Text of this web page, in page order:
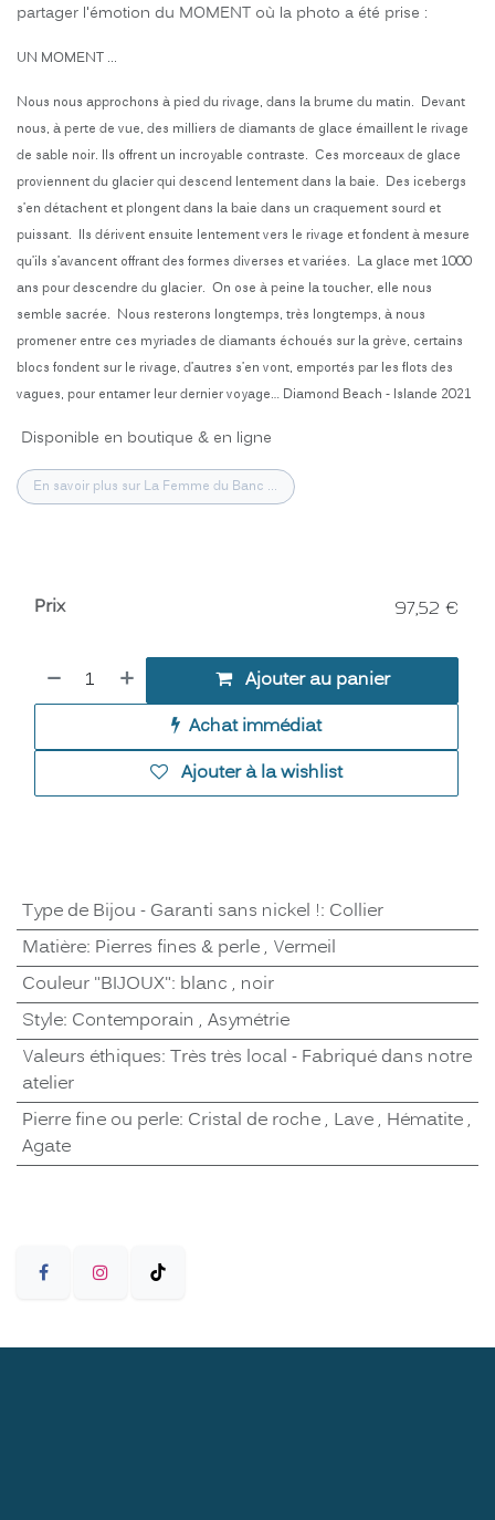
partager l'émotion du MOMENT où la photo a été prise :
UN MOMENT ...
Nous nous approchons à pied du rivage, dans la brume du matin. Devant
nous, à perte de vue, des milliers de diamants de glace émaillent le rivage
de sable noir. Ils offrent un incroyable contraste. Ces morceaux de glace
proviennent du glacier qui descend lentement dans la baie. Des icebergs
s’en détachent et plongent dans la baie dans un craquement sourd et
puissant. Ils dérivent ensuite lentement vers le rivage et fondent à mesure
qu’ils s’avancent offrant des formes diverses et variées. La glace met 1000
ans pour descendre du glacier. On ose à peine la toucher, elle nous
semble sacrée. Nous resterons longtemps, très longtemps, à nous
promener entre ces myriades de diamants échoués sur la grève, certains
blocs fondent sur le rivage, d’autres s’en vont, emportés par les flots des
vagues, pour entamer leur dernier voyage… Diamond Beach - Islande 2021
Disponible en boutique & en ligne
En savoir plus sur La Femme du Banc ...
Ajouter au panier
Achat immédiat
Ajouter à la wishlist
Prix 97,52 €
Type de Bijou - Garanti sans nickel !: Collier
Matière: Pierres fines & perle, Vermeil
Couleur "BIJOUX": blanc , noir
Style: Contemporain , Asymétrie
Valeurs éthiques: Très très local - Fabriqué dans notre
atelier
Pierre fine ou perle: Cristal de roche, Lave, Hématite,
Agate